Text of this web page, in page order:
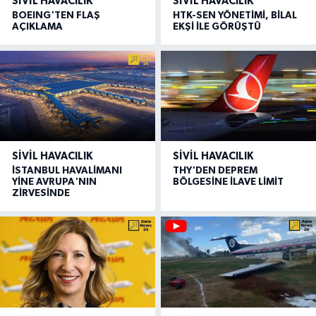
BOEING'TEN FLAŞ
AÇIKLAMA
HTK-SEN YÖNETİMİ, BİLAL
EKŞİ İLE GÖRÜŞTÜ
SIVIL HAVACILIK
İSTANBUL HAVALİMANI
YİNE AVRUPA'NIN
ZİRVESİNDE
SIVIL HAVACILIK
THY'DEN DEPREM
BÖLGESİNE İLAVE LİMİT